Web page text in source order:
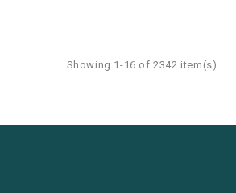
Showing 1-16 of 2342 item(s)